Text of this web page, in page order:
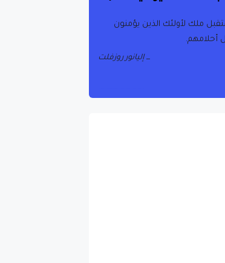
ملك لأولئك الذين يؤمنون
أحلامهم.
إليانور روزفلت